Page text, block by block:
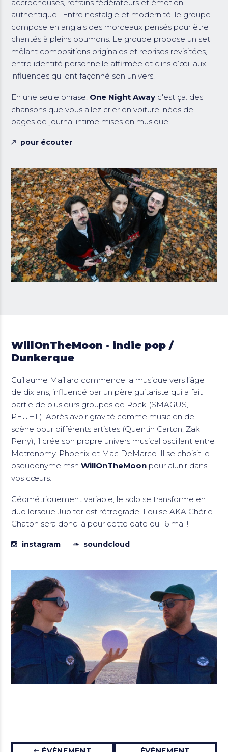
accrocheuses, refrains fédérateurs et émotion
authentique. Entre nostalgie et modernité, le groupe
compose en anglais des morceaux pensés pour être
chantés à pleins poumons. Le groupe propose un set
mêlant compositions originales et reprises revisitées,
entre identité personnelle affirmée et clins d’œil aux
influences qui ont façonné son univers.
En une seule phrase, One Night Away c'est ça: des
chansons que vous allez crier en voiture, nées de
pages de journal intime mises en musique.
pour écouter
WillOnTheMoon · indie pop /
Dunkerque
Guillaume Maillard commence la musique vers l’âge
de dix ans, influencé par un père guitariste qui a fait
partie de plusieurs groupes de Rock (SMAGUS,
PEUHL). Après avoir gravité comme musicien de
scène pour différents artistes (Quentin Carton, Zak
Perry), il crée son propre univers musical oscillant entre
Metronomy, Phoenix et Mac DeMarco. Il se choisit le
pseudonyme msnWillOnTheMoon pour alunir dans
vos cœurs.
Géométriquement variable, le solo se transforme en
duo lorsque Jupiter est rétrograde. Louise AKA Chérie
Chaton sera donc là pour cette date du 16 mai !
instagram soundcloud